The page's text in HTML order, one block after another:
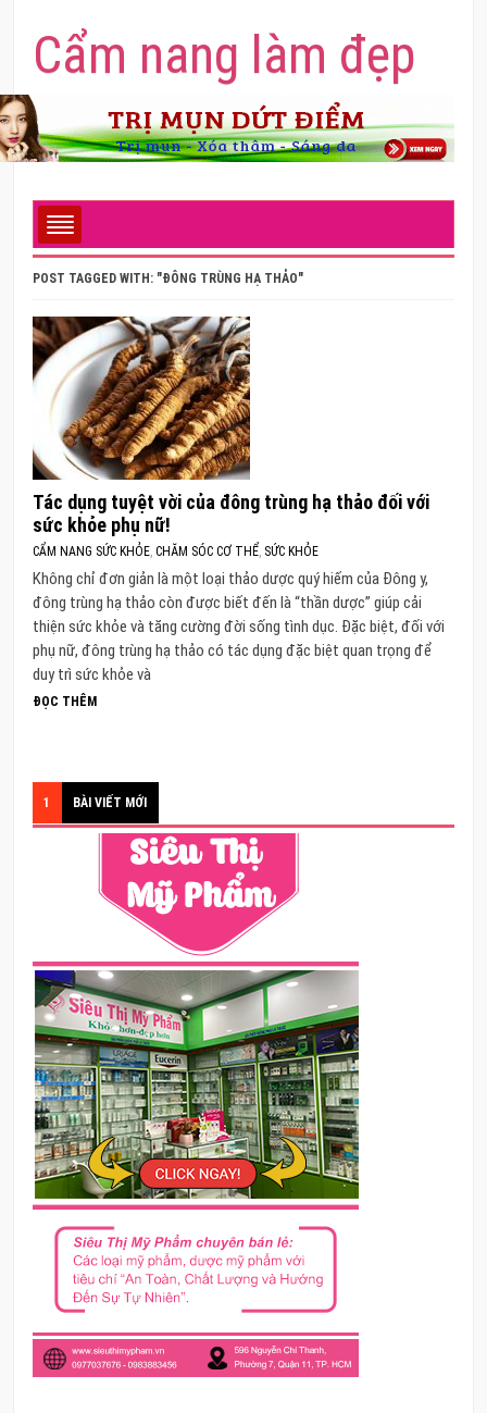
Cẩm nang làm đẹp
POST TAGGED WITH: "ĐÔNG TRÙNG HẠ THẢO"
Tác dụng tuyệt vời của đông trùng hạ thảo đối với
sức khỏe phụ nữ!
CẨM NANG SỨC KHỎE,CHĂM SÓC CƠ THỂ, SỨC KHỎE
Không chỉ đơn giản là một loại thảo dược quý hiếm của Đông y,
đông trùng hạ thảo còn được biết đến là “thần dược” giúp cải
thiện sức khỏe và tăng cường đời sống tình dục. Đặc biệt, đối với
phụ nữ, đông trùng hạ thảo có tác dụng đặc biệt quan trọng để
duy trì sức khỏe và
ĐỌC THÊM
1 BÀI VIẾT MỚI